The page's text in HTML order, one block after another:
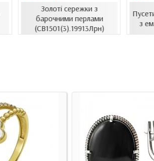
Золоті сережки з
барочними перлами
(СВ1501(3).19913Лрн)
з